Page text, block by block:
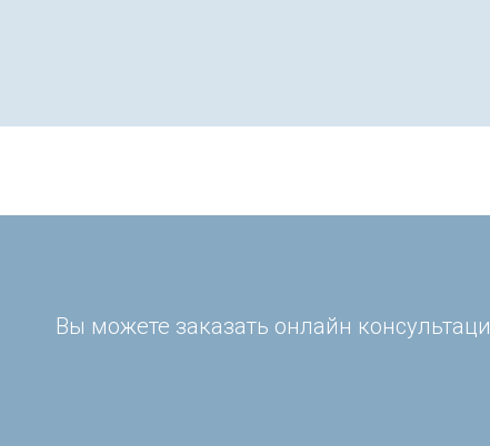
Вы можете заказать онлайн